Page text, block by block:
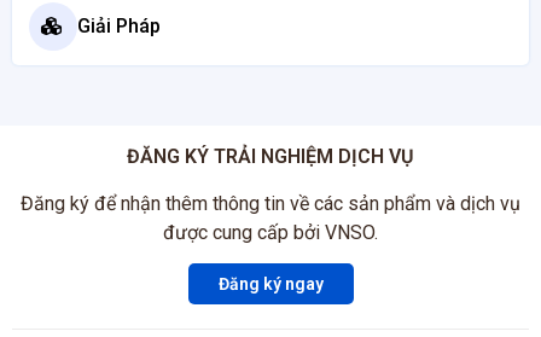
Giải Pháp
ĐĂNG KÝ TRẢI NGHIỆM DỊCH VỤ
Đăng ký để nhận thêm thông tin về các sản phẩm và dịch vụ
được cung cấp bởi VNSO.
Đăng ký ngay